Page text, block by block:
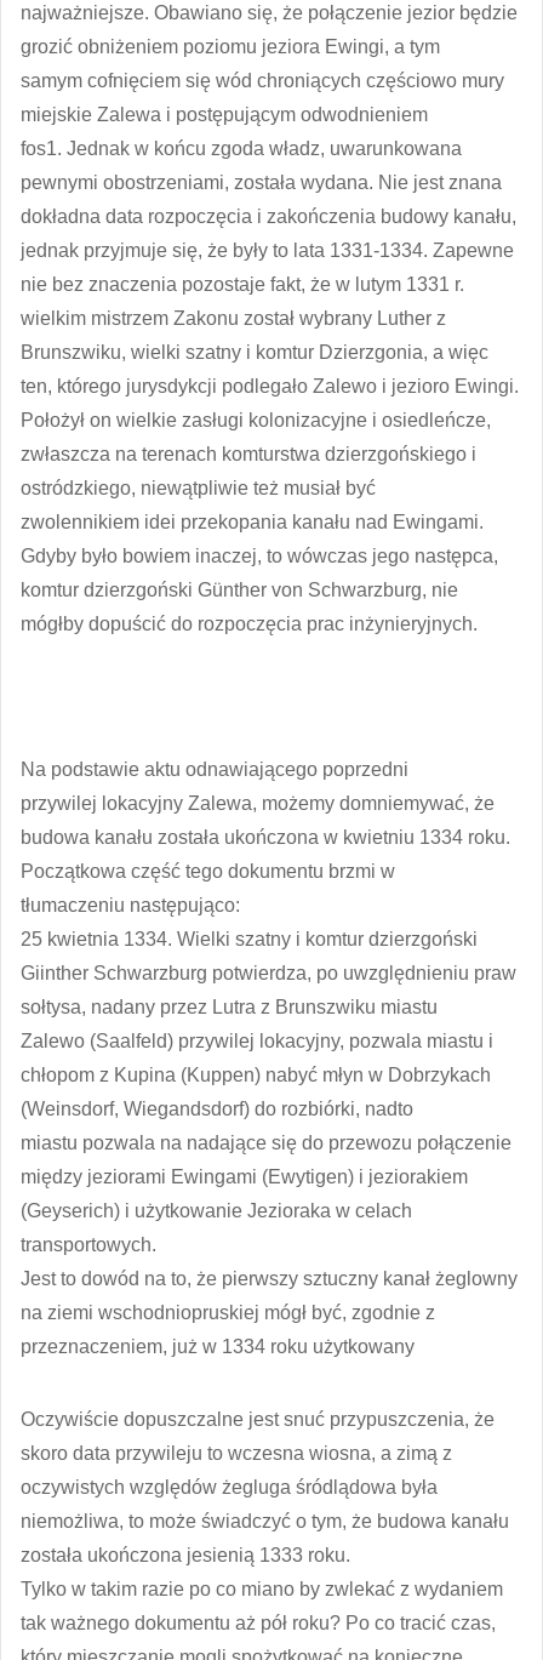
najważniejsze. Obawiano się, że połączenie jezior będzie
grozić obniżeniem poziomu jeziora Ewingi, a tym
samym cofnięciem się wód chroniących częściowo mury
miejskie Zalewa i postępującym odwodnieniem
fos1. Jednak w końcu zgoda władz, uwarunkowana
pewnymi obostrzeniami, została wydana. Nie jest znana
dokładna data rozpoczęcia i zakończenia budowy kanału,
jednak przyjmuje się, że były to lata 1331-1334. Zapewne
nie bez znaczenia pozostaje fakt, że w lutym 1331 r.
wielkim mistrzem Zakonu został wybrany Luther z
Brunszwiku, wielki szatny i komtur Dzierzgonia, a więc
ten, którego jurysdykcji podlegało Zalewo i jezioro Ewingi.
Położył on wielkie zasługi kolonizacyjne i osiedleńcze,
zwłaszcza na terenach komturstwa dzierzgońskiego i
ostródzkiego, niewątpliwie też musiał być
zwolennikiem idei przekopania kanału nad Ewingami.
Gdyby było bowiem inaczej, to wówczas jego następca,
komtur dzierzgoński Günther von Schwarzburg, nie
mógłby dopuścić do rozpoczęcia prac inżynieryjnych.
Na podstawie aktu odnawiającego poprzedni
przywilej lokacyjny Zalewa, możemy domniemywać, że
budowa kanału została ukończona w kwietniu 1334 roku.
Początkowa część tego dokumentu brzmi w
tłumaczeniu następująco:
25 kwietnia 1334. Wielki szatny i komtur dzierzgoński
Giinther Schwarzburg potwierdza, po uwzględnieniu praw
sołtysa, nadany przez Lutra z Brunszwiku miastu
Zalewo (Saalfeld) przywilej lokacyjny, pozwala miastu i
chłopom z Kupina (Kuppen) nabyć młyn w Dobrzykach
(Weinsdorf, Wiegandsdorf) do rozbiórki, nadto
miastu pozwala na nadające się do przewozu połączenie
między jeziorami Ewingami (Ewytigen) i jeziorakiem
(Geyserich) i użytkowanie Jezioraka w celach
transportowych.
Jest to dowód na to, że pierwszy sztuczny kanał żeglowny
na ziemi wschodniopruskiej mógł być, zgodnie z
przeznaczeniem, już w 1334 roku użytkowany
Oczywiście dopuszczalne jest snuć przypuszczenia, że
skoro data przywileju to wczesna wiosna, a zimą z
oczywistych względów żegluga śródlądowa była
niemożliwa, to może świadczyć o tym, że budowa kanału
została ukończona jesienią 1333 roku.
Tylko w takim razie po co miano by zwlekać z wydaniem
tak ważnego dokumentu aż pół roku? Po co tracić czas,